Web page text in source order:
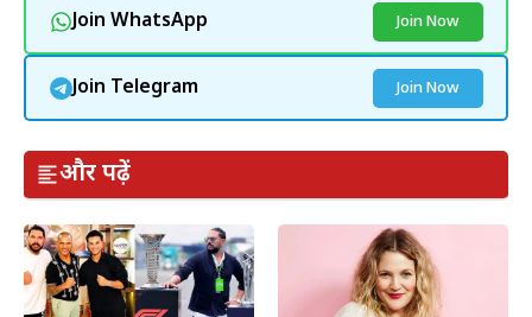
Join WhatsApp Join Now
Join Telegram Join Now
और पढ़ें